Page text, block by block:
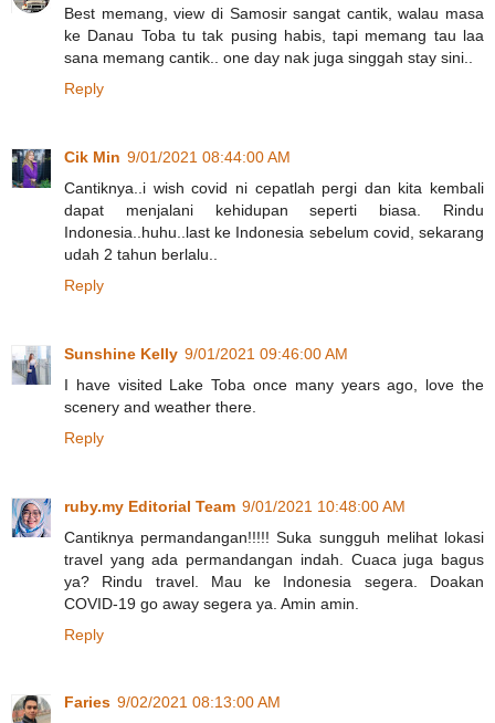
Best memang, view di Samosir sangat cantik, walau masa
ke Danau Toba tu tak pusing habis, tapi memang tau laa
sana memang cantik.. one day nak juga singgah stay sini..
Reply
Cik Min 9/01/2021 08:44:00 AM
Cantiknya..i wish covid ni cepatlah pergi dan kita kembali
dapat menjalani kehidupan seperti biasa. Rindu
Indonesia..huhu..last ke Indonesia sebelum covid, sekarang
udah 2 tahun berlalu..
Reply
Sunshine Kelly 9/01/2021 09:46:00 AM
I have visited Lake Toba once many years ago, love the
scenery and weather there.
Reply
ruby.my Editorial Team 9/01/2021 10:48:00 AM
Cantiknya permandangan!!!!! Suka sungguh melihat lokasi
travel yang ada permandangan indah. Cuaca juga bagus
ya? Rindu travel. Mau ke Indonesia segera. Doakan
COVID-19 go away segera ya. Amin amin.
Reply
Faries 9/02/2021 08:13:00 AM